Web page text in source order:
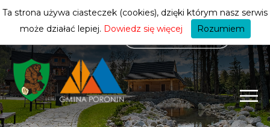
mieszkańca
Ta strona używa ciasteczek (cookies), dzięki którym nasz serwis
może działać lepiej. Dowiedz się więcej Rozumiem